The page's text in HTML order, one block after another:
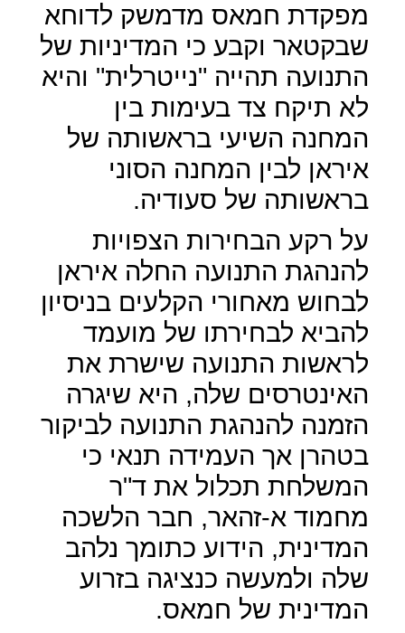
מפקדת חמאס מדמשק לדוחא
שבקטאר וקבע כי המדיניות של
התנועה תהייה "נייטרלית" והיא
לא תיקח צד בעימות בין
המחנה השיעי בראשותה של
איראן לבין המחנה הסוני
בראשותה של סעודיה.
על רקע הבחירות הצפויות
להנהגת התנועה החלה איראן
לבחוש מאחורי הקלעים בניסיון
להביא לבחירתו של מועמד
לראשות התנועה שישרת את
האינטרסים שלה, היא שיגרה
הזמנה להנהגת התנועה לביקור
בטהרן אך העמידה תנאי כי
המשלחת תכלול את ד"ר
מחמוד א-זהאר, חבר הלשכה
המדינית, הידוע כתומך נלהב
שלה ולמעשה כנציגה בזרוע
המדינית של חמאס.